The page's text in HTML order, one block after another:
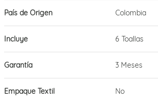
País de Origen Colombia
Incluye 6 Toallas
Garantía 3 Meses
Empaque Textil No